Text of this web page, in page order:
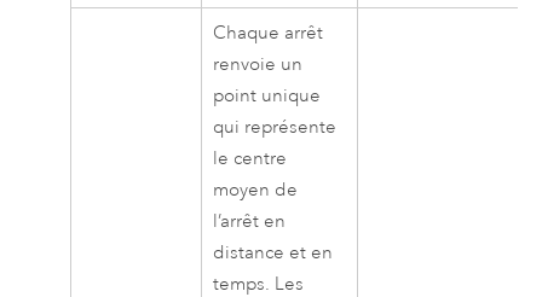
Chaque arrêt
renvoie un
point unique
qui représente
le centre
moyen de
l’arrêt en
distance et en
temps. Les